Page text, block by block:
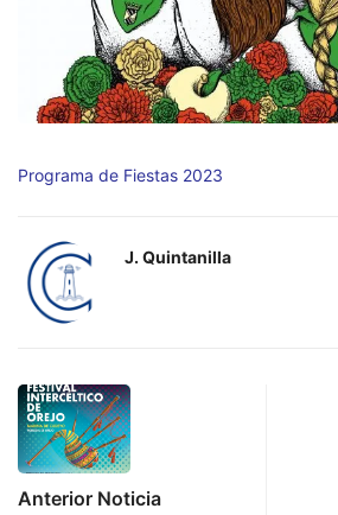
Programa de Fiestas 2023
J. Quintanilla
Anterior Noticia